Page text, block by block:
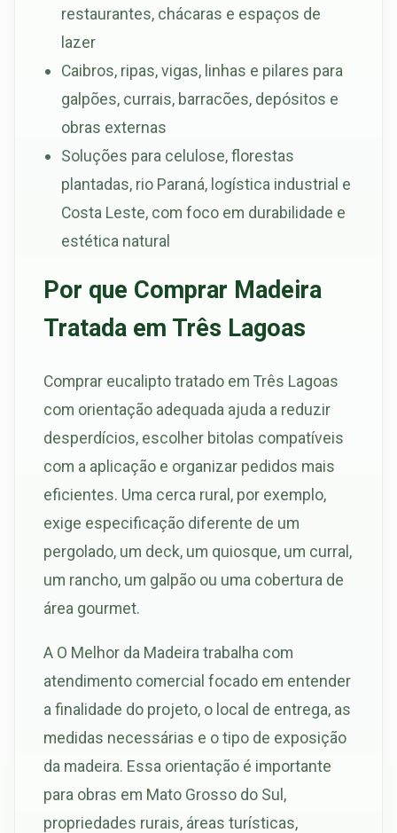
restaurantes, chácaras e espaços de
lazer
Caibros, ripas, vigas, linhas e pilares para
galpões, currais, barracões, depósitos e
obras externas
Soluções para celulose, florestas
plantadas, rio Paraná, logística industrial e
Costa Leste, com foco em durabilidade e
estética natural
Por que Comprar Madeira
Tratada em Três Lagoas
Comprar eucalipto tratado em Três Lagoas
com orientação adequada ajuda a reduzir
desperdícios, escolher bitolas compatíveis
com a aplicação e organizar pedidos mais
eficientes. Uma cerca rural, por exemplo,
exige especificação diferente de um
pergolado, um deck, um quiosque, um curral,
um rancho, um galpão ou uma cobertura de
área gourmet.
A O Melhor da Madeira trabalha com
atendimento comercial focado em entender
a finalidade do projeto, o local de entrega, as
medidas necessárias e o tipo de exposição
da madeira. Essa orientação é importante
para obras em Mato Grosso do Sul,
propriedades rurais, áreas turísticas,